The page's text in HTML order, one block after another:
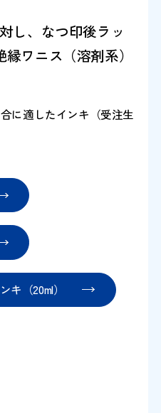
し、なつ印後ラッ
ワニス（溶剤系）
に適したインキ（受注生
（20ml）